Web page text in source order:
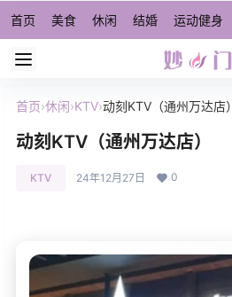
首页 美食 休闲 结婚 运动健身
首页›休闲›KTV›动刻KTV（通州万达店）
动刻KTV（通州万达店）
KTV 24年12月27日 0